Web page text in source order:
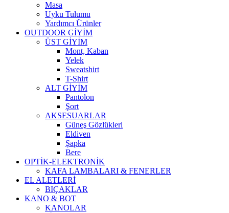
Masa
Uyku Tulumu
Yardımcı Ürünler
OUTDOOR GİYİM
ÜST GİYİM
Mont, Kaban
Yelek
Sweatshirt
T-Shirt
ALT GİYİM
Pantolon
Şort
AKSESUARLAR
Güneş Gözlükleri
Eldiven
Şapka
Bere
OPTİK-ELEKTRONİK
KAFA LAMBALARI & FENERLER
EL ALETLERİ
BIÇAKLAR
KANO & BOT
KANOLAR